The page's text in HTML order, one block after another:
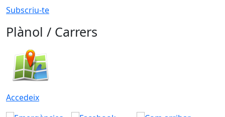
Subscriu-te
Plànol / Carrers
Accedeix